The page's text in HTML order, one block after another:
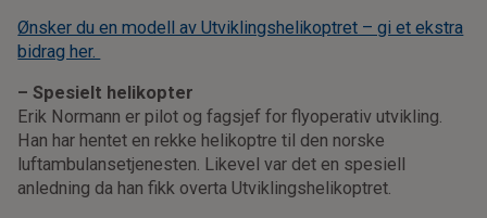
Ønsker du en modell av Utviklingshelikoptret – gi et ekstra
bidrag her.
– Spesielt helikopter
Erik Normann er pilot og fagsjef for flyoperativ utvikling.
Han har hentet en rekke helikoptre til den norske
luftambulansetjenesten. Likevel var det en spesiell
anledning da han fikk overta Utviklingshelikoptret.